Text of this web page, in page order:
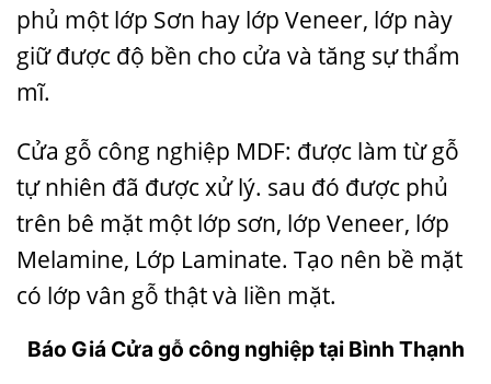
phủ một lớp Sơn hay lớp Veneer, lớp này
giữ được độ bền cho cửa và tăng sự thẩm
mĩ.
Cửa gỗ công nghiệp MDF: được làm từ gỗ
tự nhiên đã được xử lý. sau đó được phủ
trên bê mặt một lớp sơn, lớp Veneer, lớp
Melamine, Lớp Laminate. Tạo nên bề mặt
có lớp vân gỗ thật và liền mặt.
Báo Giá Cửa gỗ công nghiệp tại Bình Thạnh